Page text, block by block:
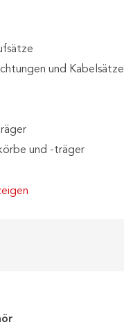
und Kabelsätze
und -träger